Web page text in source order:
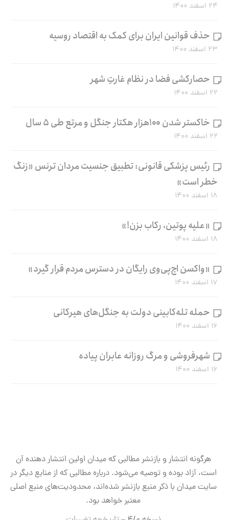
۲۴ اسفند ۱۴۰۰
حذف قوانین ایران برای کمک به اقتصاد روسیه
۲۳ اسفند ۱۴۰۰
حصارکشی فضا در نظام غارتِ شهر
۲۲ اسفند ۱۴۰۰
خاکستر شدن ۱۰۰هزار هکتار جنگل و مرتع طی ۵ سال
۲۲ اسفند ۱۴۰۰
رئیس پزشکی قانونی: تطبیق جنسیت مردان ترنس «زنگ
خطر است»
۱۸ اسفند ۱۴۰۰
«علیه پوتین، رکاب بزن!»
۱۸ اسفند ۱۴۰۰
«واکسن اچ‌پی‌وی رایگان در دسترس مردم قرار گیرد»
۱۷ اسفند ۱۴۰۰
حمله تله‌کابینی دولت به جنگل‌های هیرکانی
۱۶ اسفند ۱۴۰۰
شهرفروشی و مرگ روزانه عابران پیاده
۱۶ اسفند ۱۴۰۰
هرگونه انتشار و بازنشر مطالبی که میدان اولین انتشار دهنده آن
است، آزاد بوده و توصیه می‌شود. درباره مطالبی که از منابع دیگر در
سایت میدان با ذکر منبع بازنشر شده‌اند، محدودیت‌های منبع اصلی
معتبر خواهد بود.